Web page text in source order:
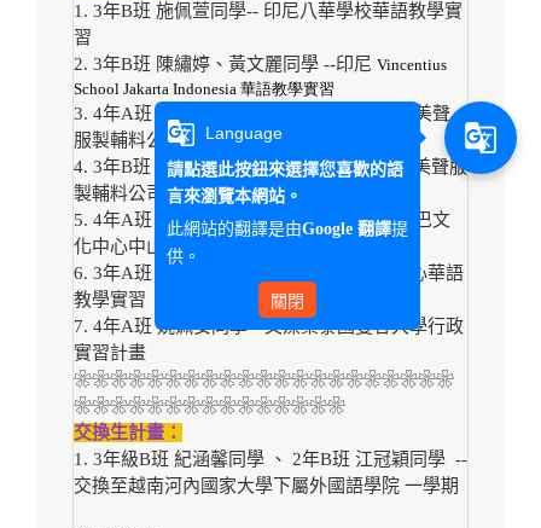
1. 3年B班 施佩萱同學-- 印尼八華學校華語教學實
習
2. 3年B班 陳繡婷、黃文麗同學 --印尼 Vincentius
School Jakarta Indonesia 華語教學實習
3. 4年A班 張秀雯、鄭仰真同學 -- 越南台商美聲
服製輔料公司華語教學實習
4. 3年B班 李可婷、黃郁雯同學 -- 越南台商美聲服
製輔料公司市場部業務實習 (英文組)
5. 4年A班 林俞均、史瑋玟同學 -- 巴拿馬中巴文
化中心中山學校華語教學實習
6. 3年A班 吳佳誼同學 --日本台灣留遊學中心華語
教學實習
7. 4年A班 姚姵安同學 --文藻桌泰國曼谷大學行政
實習計畫
❀❀❀❀❀❀❀❀❀❀❀❀❀❀❀❀❀❀❀❀❀
❀❀❀❀❀❀❀❀❀❀❀❀❀❀❀
交換生計畫：
1. 3年級B班 紀涵馨同學 、 2年B班 江冠穎同學 --
交換至越南河內國家大學下屬外國語學院 一學期
g_translate Language
請點選此按鈕來選擇您喜歡的語
言來瀏覽本網站。
此網站的翻譯是由Google 翻譯提
供。
關閉
g_translate